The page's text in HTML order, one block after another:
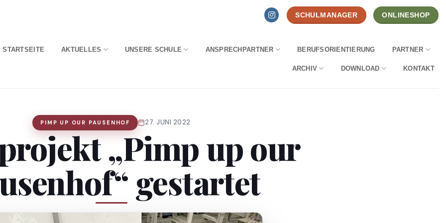
SCHULMANAGER ONLINESHOP
STARTSEITE AKTUELLES UNSERE SCHULE ANSPRECHPARTNER BERUFSORIENTIERUNG PARTNER
ARCHIV DOWNLOAD KONTAKT
PIMP UP OUR PAUSENHOF 27. JUNI 2022
„Pimp up our
gestartet